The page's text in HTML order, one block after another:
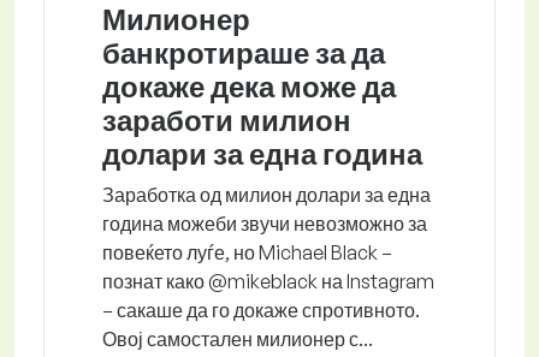
Милионер
банкротираше за да
докаже дека може да
заработи милион
долари за една година
Заработка од милион долари за една
година можеби звучи невозможно за
повеќето луѓе, но Michael Black –
познат како @mikeblack на Instagram
– сакаше да го докаже спротивното.
Овој самостален милионер с...